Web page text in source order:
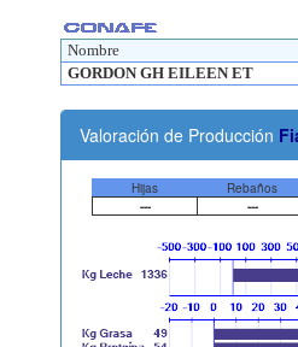
Nombre
GORDON GH EILEEN ET
Valoración de Producción
Hijas Rebaños
---
---